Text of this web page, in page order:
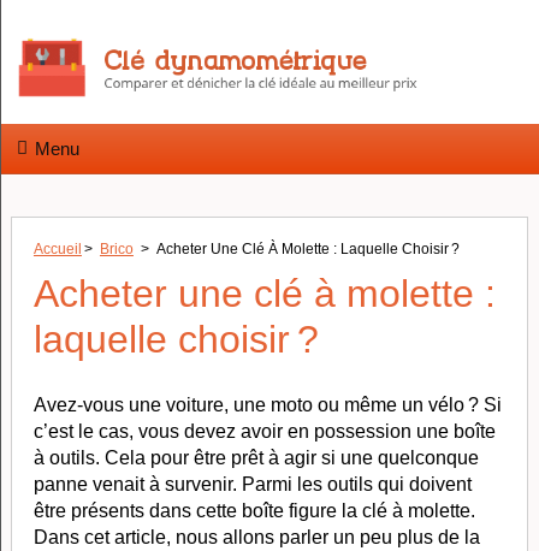
Menu
Accueil > Brico > Acheter Une Clé À Molette : Laquelle Choisir ?
Acheter une clé à molette :
laquelle choisir ?
Avez-vous une voiture, une moto ou même un vélo ? Si
c’est le cas, vous devez avoir en possession une boîte
à outils. Cela pour être prêt à agir si une quelconque
panne venait à survenir. Parmi les outils qui doivent
être présents dans cette boîte figure la clé à molette.
Dans cet article, nous allons parler un peu plus de la